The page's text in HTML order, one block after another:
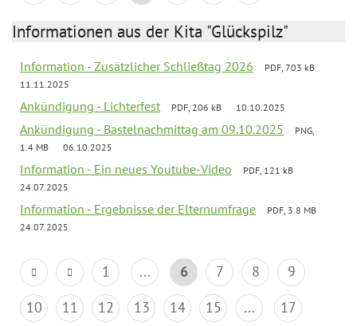
Informationen aus der Kita "Glückspilz"
Information - Zusätzlicher Schließtag 2026
PDF, 703 kB
11.11.2025
Ankündigung - Lichterfest PDF, 206 kB 10.10.2025
Ankündigung - Bastelnachmittag am 09.10.2025
PNG,
1.4 MB
06.10.2025
Information - Ein neues Youtube-Video
PDF, 121 kB
24.07.2025
Information - Ergebnisse der Elternumfrage
PDF, 3.8 MB
24.07.2025
1 ... 6 7 8
9
10
11 12 13 14 15 ... 17